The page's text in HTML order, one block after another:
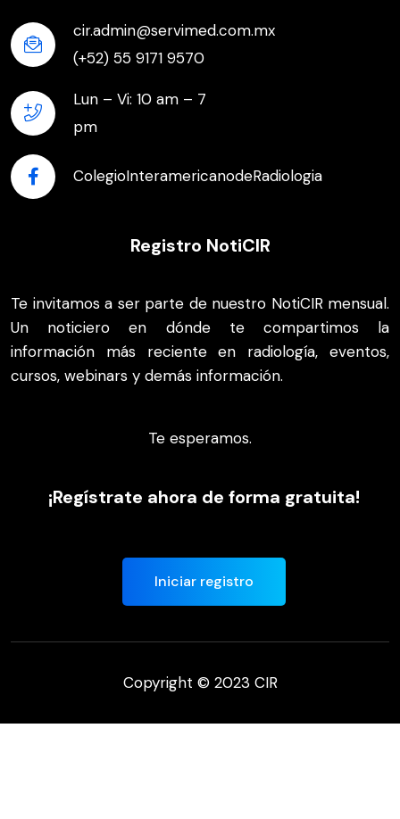
cir.admin@servimed.com.mx
(+52) 55 9171 9570
Lun – Vi: 10 am – 7
pm
ColegioInteramericanodeRadiologia
Registro NotiCIR
Te invitamos a ser parte de nuestro NotiCIR mensual.
Un noticiero en dónde te compartimos la
información más reciente en radiología, eventos,
cursos, webinars y demás información.
Te esperamos.
¡Regístrate ahora de forma gratuita!
Iniciar registro
Copyright © 2023 CIR